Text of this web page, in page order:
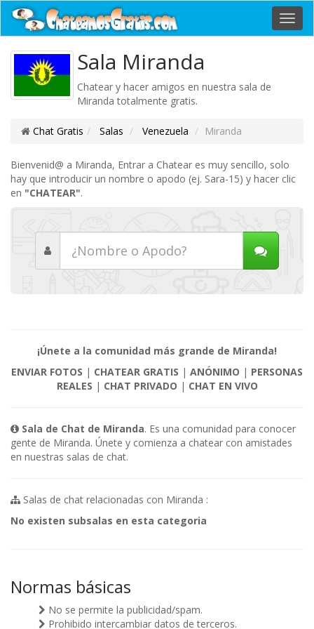
Sala Miranda
Chatear y hacer amigos en nuestra sala de
Miranda totalmente gratis.
Chat Gratis Salas Venezuela Miranda
Bienvenid@ a Miranda, Entrar a Chatear es muy sencillo, solo
hay que introducir un nombre o apodo (ej. Sara-15) y hacer clic
en "CHATEAR".
¡Únete a la comunidad más grande de Miranda!
ENVIAR FOTOS | CHATEAR GRATIS | ANÓNIMO | PERSONAS
REALES | CHAT PRIVADO | CHAT EN VIVO
Sala de Chat de Miranda. Es una comunidad para conocer
gente de Miranda. Únete y comienza a chatear con amistades
en nuestras salas de chat.
Salas de chat relacionadas con Miranda :
No existen subsalas en esta categoria
Normas básicas
No se permite la publicidad/spam.
Prohibido intercambiar datos de terceros.